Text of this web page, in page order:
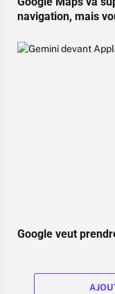
navigation, mais
Google veut